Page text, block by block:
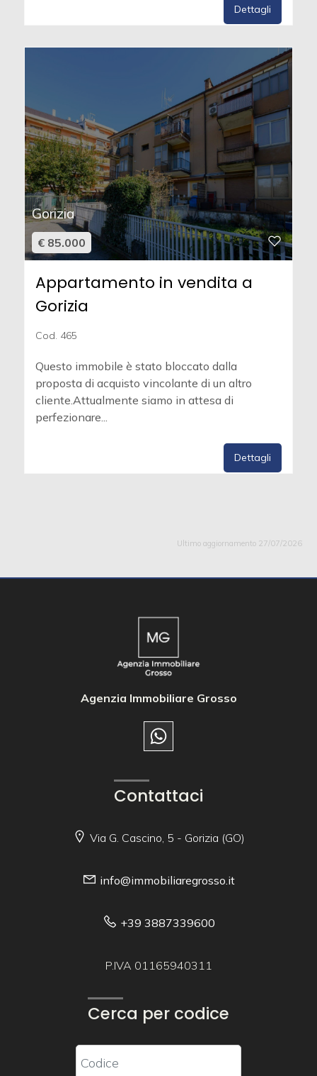
Dettagli
Gorizia
€ 85.000
Appartamento in vendita a
Gorizia
Cod. 465
Questo immobile è stato bloccato dalla
proposta di acquisto vincolante di un altro
cliente.Attualmente siamo in attesa di
perfezionare...
Dettagli
Ultimo aggiornamento 27/07/2026
Agenzia Immobiliare Grosso
Contattaci
Via G. Cascino, 5 - Gorizia (GO)
info@immobiliaregrosso.it
+39 3887339600
P.IVA 01165940311
Cerca per codice